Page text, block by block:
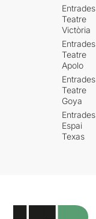
Entrades
Teatre
Victòria
Entrades
Teatre
Apolo
Entrades
Teatre
Goya
Entrades
Espai
Texas